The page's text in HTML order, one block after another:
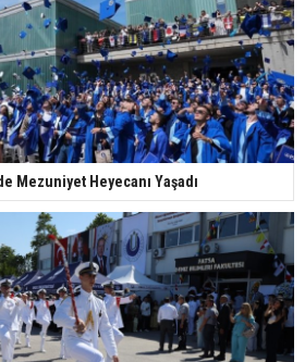
Mezuniyet Heyecanı Yaşadı